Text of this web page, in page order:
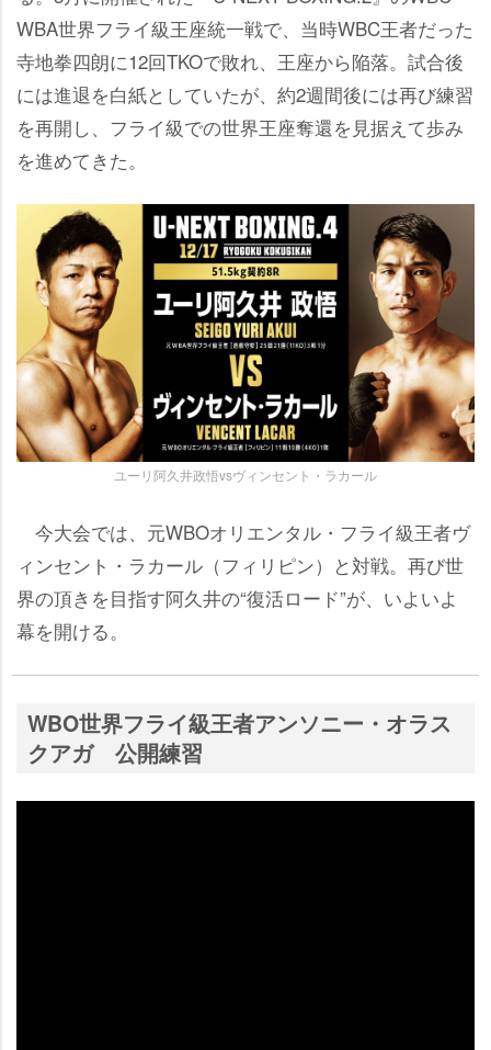
WBA世界フライ級王座統一戦で、当時WBC王者だった
寺地拳四朗に12回TKOで敗れ、王座から陥落。試合後
には進退を白紙としていたが、約2週間後には再び練習
を再開し、フライ級での世界王座奪還を見据えて歩み
を進めてきた。
ユーリ阿久井政悟vsヴィンセント・ラカール
今大会では、元WBOオリエンタル・フライ級王者ヴ
ィンセント・ラカール（フィリピン）と対戦。再び世
界の頂きを目指す阿久井の“復活ロード”が、いよいよ
幕を開ける。
WBO世界フライ級王者アンソニー・オラス
クアガ 公開練習